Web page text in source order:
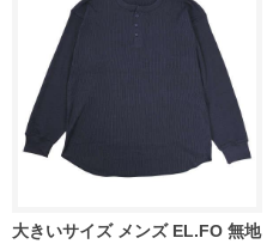
大きいサイズ メンズ EL.FO 無地